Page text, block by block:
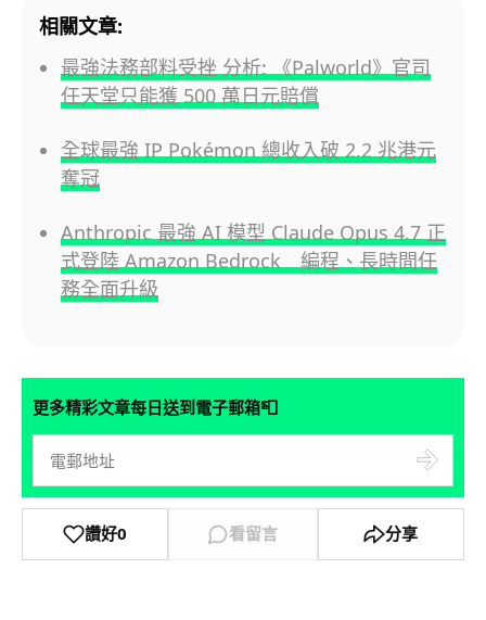
相關文章:
最強法務部料受挫 分析: 《Palworld》官司
任天堂只能獲 500 萬日元賠償
全球最強 IP Pokémon 總收入破 2.2 兆港元
奪冠
Anthropic 最強 AI 模型 Claude Opus 4.7 正
式登陸 Amazon Bedrock 編程、長時間任
務全面升級
更多精彩文章每日送到電子郵箱📮
讚好0 看留言 分享